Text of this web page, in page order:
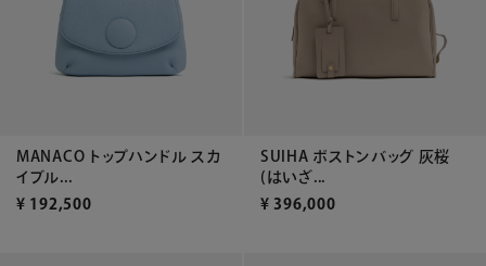
MANACO トップハンドル スカ
イブル...
¥ 192,500
SUIHA ボストンバッグ 灰桜
(はいざ...
¥ 396,000